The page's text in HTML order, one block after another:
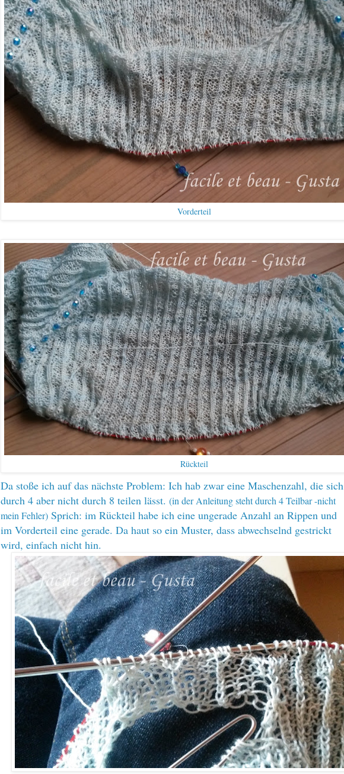
Vorderteil
Rückteil
Da stoße ich auf das nächste Problem: Ich hab zwar eine Maschenzahl, die sich
durch 4 aber nicht durch 8 teilen lässt. (in der Anleitung steht durch 4 Teilbar -nicht
mein Fehler) Sprich: im Rückteil habe ich eine ungerade Anzahl an Rippen und
im Vorderteil eine gerade. Da haut so ein Muster, dass abwechselnd gestrickt
wird, einfach nicht hin.